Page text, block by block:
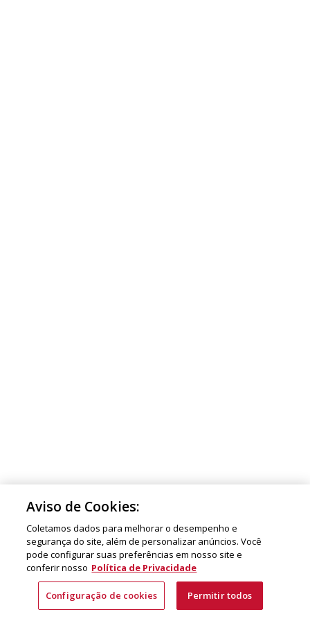
Aviso de Cookies:
Coletamos dados para melhorar o desempenho e
segurança do site, além de personalizar anúncios. Você
pode configurar suas preferências em nosso site e
conferir nosso Política de Privacidade
Configuração de cookies Permitir todos